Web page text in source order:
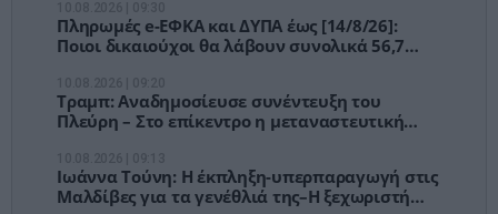
Πληρωμές e-ΕΦΚΑ και ΔΥΠΑ έως [14/8/26]:
Ποιοι δικαιούχοι θα λάβουν συνολικά 56,7
Τραμπ: Αναδημοσίευσε συνέντευξη του
Πλεύρη – Στο επίκεντρο η μεταναστευτική
Ιωάννα Τούνη: Η έκπληξη-υπερπαραγωγή στις
Μαλδίβες για τα γενέθλιά της–Η ξεχωριστή